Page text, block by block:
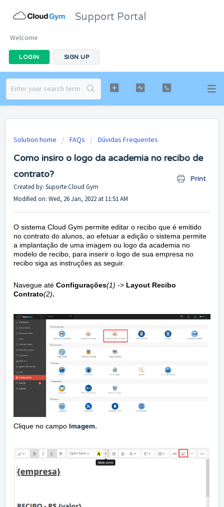
Support Portal
Welcome
LOGIN SIGN UP
Solution home FAQs Dúvidas Frequentes
Como insiro o logo da academia no recibo de
contrato?
Print
Created by: Suporte Cloud Gym
Modified on: Wed, 26 Jan, 2022 at 11:51 AM
O sistema Cloud Gym permite editar o recibo que é emitido
no contrato do alunos, ao efetuar a edição o sistema permite
a implantação de uma imagem ou logo da academia no
modelo de recibo, para inserir o logo de sua empresa no
recibo siga as instruções as seguir.
Navegue até Configurações(1) -> Layout Recibo
Contrato(2).
Clique no campo Imagem.